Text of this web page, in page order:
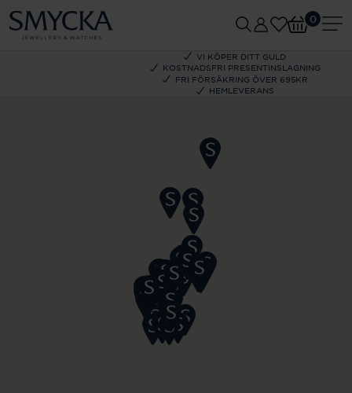
VI KÖPER DITT GULD
KOSTNADSFRI PRESENTINSLAGNING
FRI FÖRSÄKRING ÖVER 695KR
HEMLEVERANS
0